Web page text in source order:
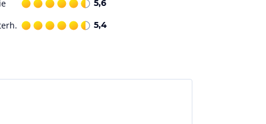
5,6
5,4